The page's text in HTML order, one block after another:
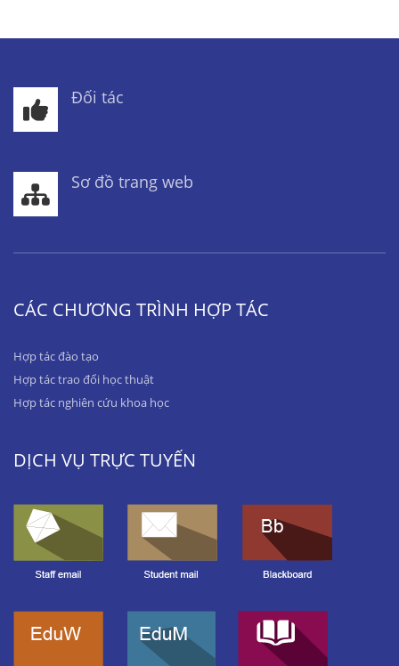
Đối tác
Sơ đồ trang web
CÁC CHƯƠNG TRÌNH HỢP TÁC
Hợp tác đào tạo
Hợp tác trao đổi học thuật
Hợp tác nghiên cứu khoa học
DỊCH VỤ TRỰC TUYẾN